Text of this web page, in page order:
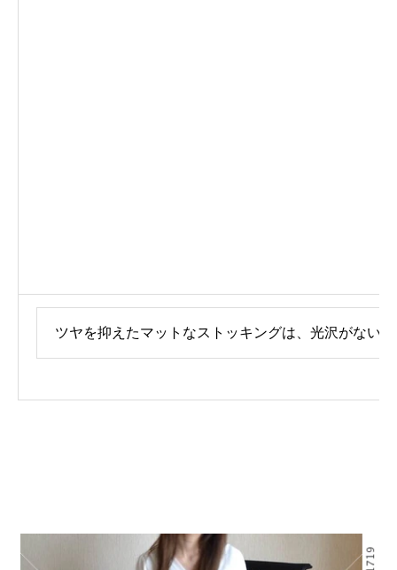
ツヤを抑えたマットなストッキングは、光沢がない